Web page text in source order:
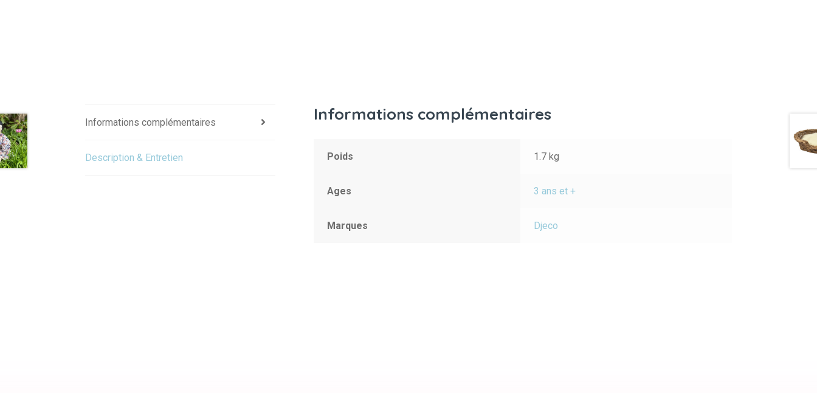
Informations complémentaires
Description & Entretien
Informations complémentaires
Poids 1.7 kg
Ages 3 ans et +
Marques Djeco